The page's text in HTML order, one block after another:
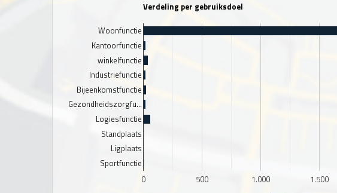
Verdeling per gebruiksdoel
0 500 1.000 1.500
Woonfunctie
Kantoorfunctie
winkelfunctie
Industriefunctie
Bijeenkomstfunctie
Gezondheidszorgfu…
Logiesfunctie
Standplaats
Ligplaats
Sportfunctie